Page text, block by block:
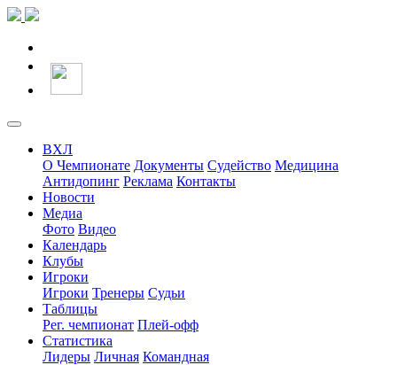
ВХЛ
О Чемпионате Документы Судейство Медицина
Антидопинг Реклама Контакты
Новости
Медиа
Фото Видео
Календарь
Клубы
Игроки
Игроки Тренеры Судьи
Таблицы
Рег. чемпионат Плей-офф
Статистика
Лидеры Личная Командная